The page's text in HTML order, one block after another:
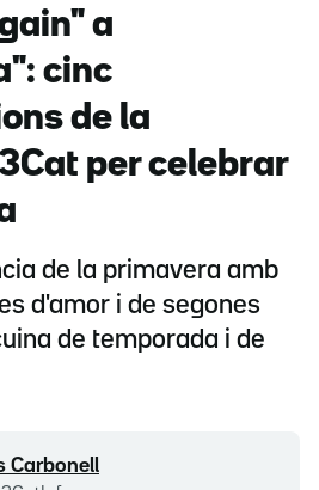
a
cinc
de la
per celebrar
de la primavera amb
d'amor i de segones
de temporada i de
Carbonell